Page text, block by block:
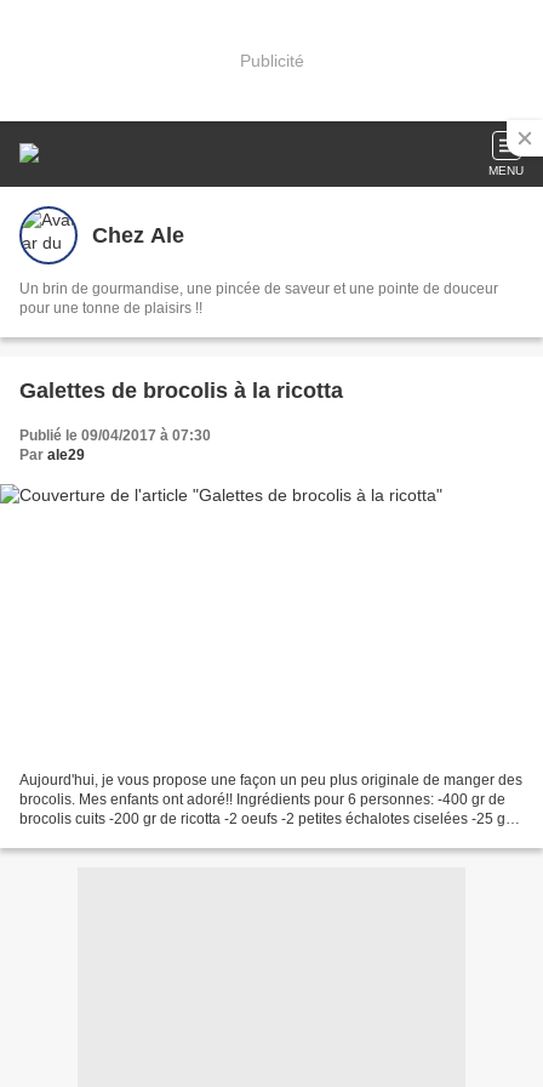
Publicité
MENU
Chez Ale
Un brin de gourmandise, une pincée de saveur et une pointe de douceur
pour une tonne de plaisirs !!
Galettes de brocolis à la ricotta
Publié le 09/04/2017 à 07:30
Par ale29
Aujourd'hui, je vous propose une façon un peu plus originale de manger des
brocolis. Mes enfants ont adoré!! Ingrédients pour 6 personnes: -400 gr de
brocolis cuits -200 gr de ricotta -2 oeufs -2 petites échalotes ciselées -25 gr